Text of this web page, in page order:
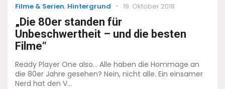
Categories
Filme & Serien, Hintergrund
Posted
19. Oktober 2018
„Die 80er standen für
Unbeschwertheit – und die besten
Filme“
Ready Player One also... Alle haben die Hommage an
die 80er Jahre gesehen? Nein, nicht alle. Ein einsamer
Nerd hat den V...